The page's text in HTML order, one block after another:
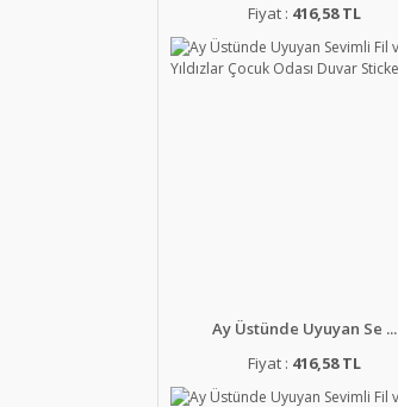
Fiyat : 416,58 TL
Ay Üstünde Uyuyan Se ...
Fiyat : 416,58 TL